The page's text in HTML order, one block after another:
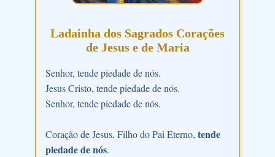
Ladainha dos Sagrados Corações
de Jesus e de Maria
Senhor, tende piedade de nós.
Jesus Cristo, tende piedade de nós.
Senhor, tende piedade de nós.
Coração de Jesus, Filho do Pai Eterno, tende
piedade de nós.